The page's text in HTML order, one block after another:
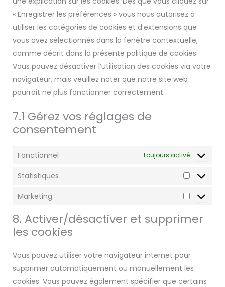
« Enregistrer les préférences » vous nous autorisez à
utiliser les catégories de cookies et d’extensions que
vous avez sélectionnés dans la fenêtre contextuelle,
comme décrit dans la présente politique de cookies.
Vous pouvez désactiver l’utilisation des cookies via votre
navigateur, mais veuillez noter que notre site web
pourrait ne plus fonctionner correctement.
7.1 Gérez vos réglages de
consentement
Fonctionnel Toujours activé
Statistiques
Marketing
8. Activer/désactiver et supprimer
les cookies
Vous pouvez utiliser votre navigateur internet pour
supprimer automatiquement ou manuellement les
cookies. Vous pouvez également spécifier que certains